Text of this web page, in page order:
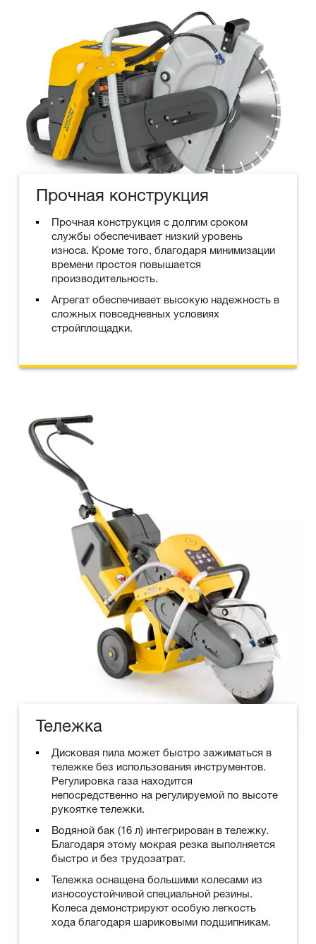
Прочная конструкция
Прочная конструкция с долгим сроком
службы обеспечивает низкий уровень
износа. Кроме того, благодаря минимизации
времени простоя повышается
производительность.
Агрегат обеспечивает высокую надежность в
сложных повседневных условиях
стройплощадки.
Тележка
Дисковая пила может быстро зажиматься в
тележке без использования инструментов.
Регулировка газа находится
непосредственно на регулируемой по высоте
рукоятке тележки.
Водяной бак (16 л) интегрирован в тележку.
Благодаря этому мокрая резка выполняется
быстро и без трудозатрат.
Тележка оснащена большими колесами из
износоустойчивой специальной резины.
Колеса демонстрируют особую легкость
хода благодаря шариковыми подшипникам.